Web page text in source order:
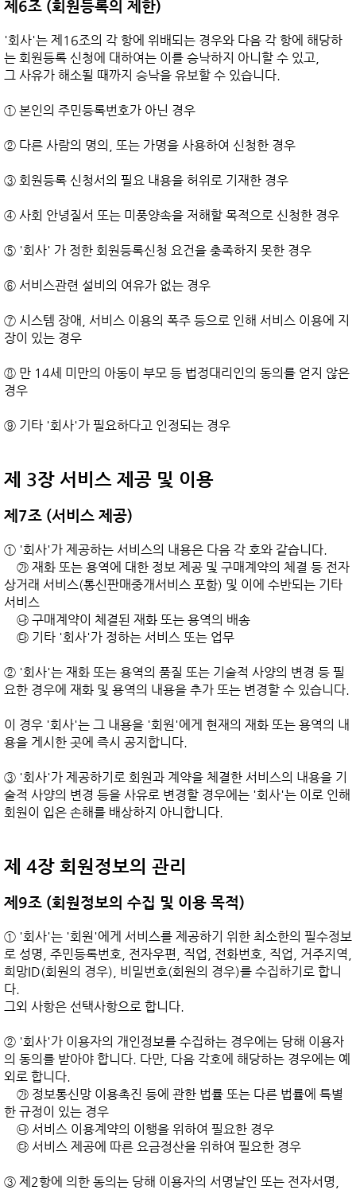
제6조 (회원등록의 제한)
'회사'는 제16조의 각 항에 위배되는 경우와 다음 각 항에 해당하
는 회원등록 신청에 대하여는 이를 승낙하지 아니할 수 있고,
그 사유가 해소될 때까지 승낙을 유보할 수 있습니다.
① 본인의 주민등록번호가 아닌 경우
② 다른 사람의 명의, 또는 가명을 사용하여 신청한 경우
③ 회원등록 신청서의 필요 내용을 허위로 기재한 경우
④ 사회 안녕질서 또는 미풍양속을 저해할 목적으로 신청한 경우
⑤ '회사' 가 정한 회원등록신청 요건을 충족하지 못한 경우
⑥ 서비스관련 설비의 여유가 없는 경우
⑦ 시스템 장애, 서비스 이용의 폭주 등으로 인해 서비스 이용에 지
장이 있는 경우
⑧ 만 14세 미만의 아동이 부모 등 법정대리인의 동의를 얻지 않은
경우
⑨ 기타 '회사'가 필요하다고 인정되는 경우
제 3장 서비스 제공 및 이용
제7조 (서비스 제공)
① '회사'가 제공하는 서비스의 내용은 다음 각 호와 같습니다.
상거래 서비스(통신판매중개서비스 포함) 및 이에 수반되는 기타
서비스
② '회사'는 재화 또는 용역의 품질 또는 기술적 사양의 변경 등 필
요한 경우에 재화 및 용역의 내용을 추가 또는 변경할 수 있습니다.
이 경우 '회사'는 그 내용을 '회원'에게 현재의 재화 또는 용역의 내
용을 게시한 곳에 즉시 공지합니다.
③ '회사'가 제공하기로 회원과 계약을 체결한 서비스의 내용을 기
술적 사양의 변경 등을 사유로 변경할 경우에는 '회사'는 이로 인해
회원이 입은 손해를 배상하지 아니합니다.
제 4장 회원정보의 관리
제9조 (회원정보의 수집 및 이용 목적)
① '회사'는 '회원'에게 서비스를 제공하기 위한 최소한의 필수정보
로 성명, 주민등록번호, 전자우편, 직업, 전화번호, 직업, 거주지역,
희망ID(회원의 경우), 비밀번호(회원의 경우)를 수집하기로 합니
다.
그외 사항은 선택사항으로 합니다.
② '회사'가 이용자의 개인정보를 수집하는 경우에는 당해 이용자
의 동의를 받아야 합니다. 다만, 다음 각호에 해당하는 경우에는 예
외로 합니다.
한 규정이 있는 경우
③ 제2항에 의한 동의는 당해 이용자의 서명날인 또는 전자서명,